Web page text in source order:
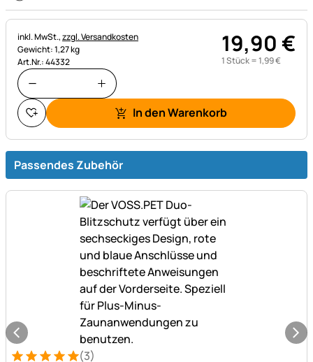
Steuerhinweis:
inkl. MwSt.,zzgl. Versandkosten
Gewicht: 1,27 kg
Art.Nr.: 44332
19,90€
1 Stück =1,99€
In den Warenkorb
Passendes Zubehör
(3)